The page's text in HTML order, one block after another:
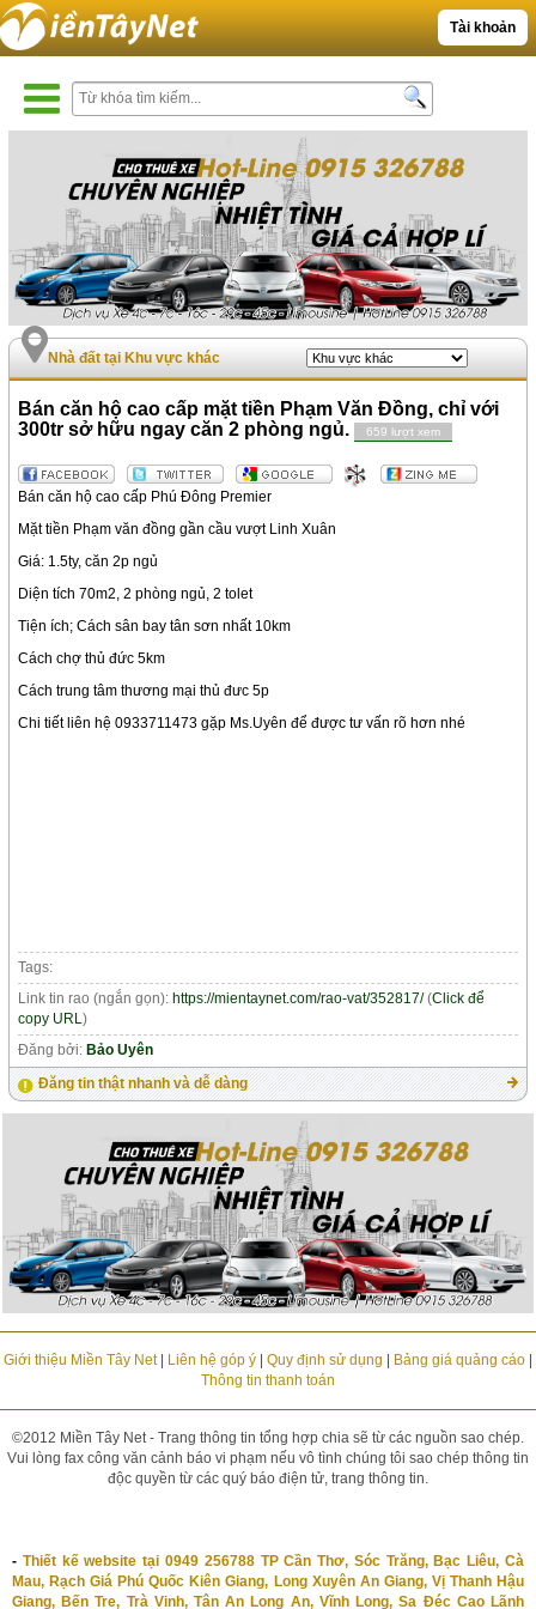
Tài khoản
Nhà đất tại Khu vực khác
Bán căn hộ cao cấp mặt tiền Phạm Văn Đồng, chỉ với
300tr sở hữu ngay căn 2 phòng ngủ.
659 lượt xem
Bán căn hộ cao cấp Phú Đông Premier
Mặt tiền Phạm văn đồng gần cầu vượt Linh Xuân
Giá: 1.5ty, căn 2p ngủ
Diện tích 70m2, 2 phòng ngủ, 2 tolet
Tiện ích; Cách sân bay tân sơn nhất 10km
Cách chợ thủ đức 5km
Cách trung tâm thương mại thủ đưc 5p
Chi tiết liên hệ 0933711473 gặp Ms.Uyên để được tư vấn rõ hơn nhé
Tags:
Link tin rao (ngắn gọn): https://mientaynet.com/rao-vat/352817/(Click để
copy URL)
Đăng bởi: Bảo Uyên
Đăng tin thật nhanh và dễ dàng
Giới thiệu Miền Tây Net| Liên hệ góp ý| Quy định sử dụng Bảng giá quảng cáo|
Thông tin thanh toán
©2012 Miền Tây Net - Trang thông tin tổng hợp chia sẽ từ các nguồn sao chép.
Vui lòng fax công văn cảnh báo vi phạm nếu vô tình chúng tôi sao chép thông tin
độc quyền từ các quý báo điện tử, trang thông tin.
- Thiết kế website tại 0949 256788 TP Cần Thơ, Sóc Trăng, Bạc Liêu, Cà
Mau, Rạch Giá Phú Quốc Kiên Giang, Long Xuyên An Giang, Vị Thanh Hậu
Giang, Bến Tre, Trà Vinh, Tân An Long An, Vĩnh Long, Sa Đéc Cao Lãnh